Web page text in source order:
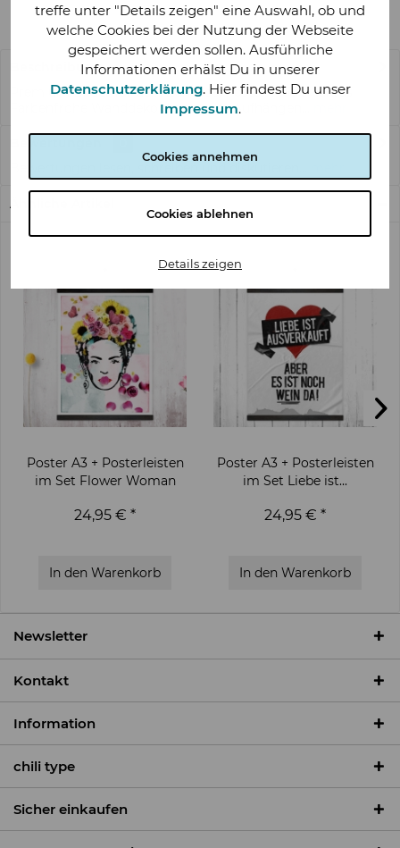
treffe unter "Details zeigen" eine Auswahl, ob und
welche Cookies bei der Nutzung der Webseite
gespeichert werden sollen. Ausführliche
Informationen erhälst Du in unserer
Datenschutzerklärung. Hier findest Du unser
Impressum.
Cookies annehmen
Cookies ablehnen
Details zeigen
Beschreibung
Premium Bilder für dein Zuhause: Poster-Motiv Kaktus
Farbenfrohe Wanddeko direkt zum Aufhängen...
Ähnliche Artikel
Poster A3 + Posterleisten
im Set Flower Woman
24,95 € *
In den Warenkorb
Poster A3 + Posterleisten
im Set Liebe ist...
24,95 € *
In den Warenkorb
Newsletter
Kontakt
Information
chili type
Sicher einkaufen